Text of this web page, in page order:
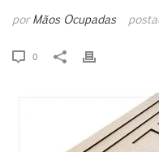
porMãos Ocupadas
0